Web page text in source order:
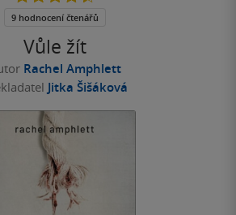
Vůle žít
Rachel Amphlett
Jitka Šišáková
5
9 hodnocení čtenářů